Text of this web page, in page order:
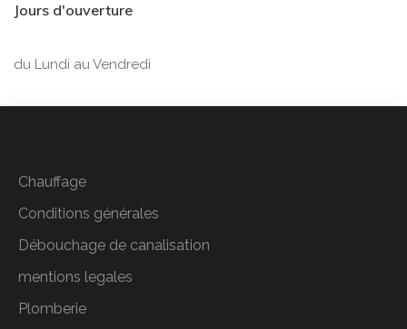
Jours d'ouverture
du Lundi au Vendredi
Chauffage
Conditions générales
Débouchage de canalisation
mentions legales
Plomberie